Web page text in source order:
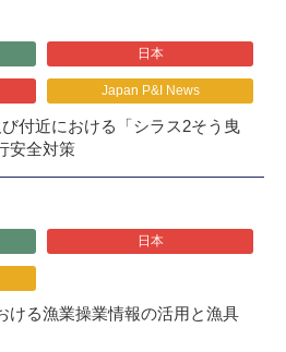
日本
Japan P&I News
付近における「シラス2そう曳
安全対策
日本
ける漁業操業情報の活用と漁具